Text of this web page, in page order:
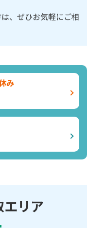
、ぜひお気軽にご相
み
リア